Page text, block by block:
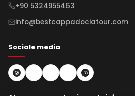
+90 5324955463
info@bestcappadociatour.com
Sociale media
Abonneren op de nieuwsbrief